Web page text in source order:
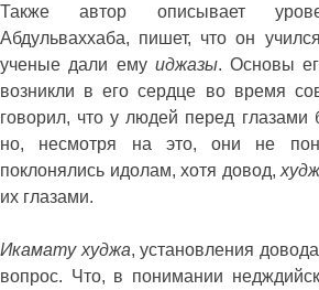
Также автор описывает
Абдульваххаба, пишет, что он
ученые дали ему иджазы. Основы
возникли в его сердце во время
говорил, что у людей перед
но, несмотря на это, они не
поклонялись идолам, хотя довод,
их глазами.
Икамату худжа, установления
вопрос. Что, в понимании